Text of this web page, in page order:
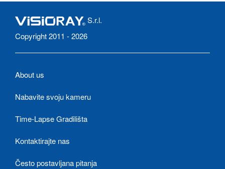
S.r.l.
Copyright 2011 - 2026
About us
Nabavite svoju kameru
Time-Lapse Gradilišta
Kontaktirajte nas
Često postavljana pitanja